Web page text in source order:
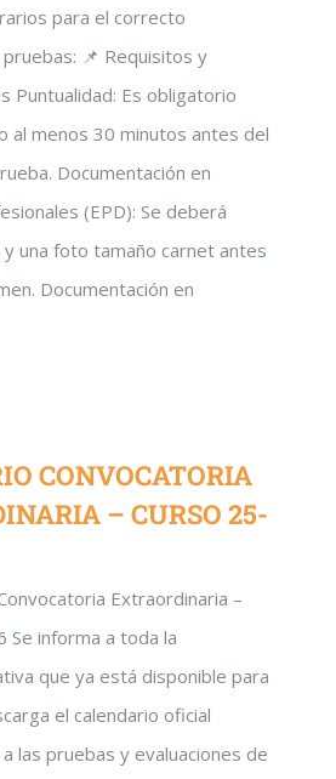
para el correcto
📌 Requisitos y
Puntualidad: Es obligatorio
al menos 30 minutos antes del
Documentación en
(EPD): Se deberá
una foto tamaño carnet antes
Documentación en
CONVOCATORIA
– CURSO 25-
Extraordinaria –
Se informa a toda la
que ya está disponible para
el calendario oficial
las pruebas y evaluaciones de